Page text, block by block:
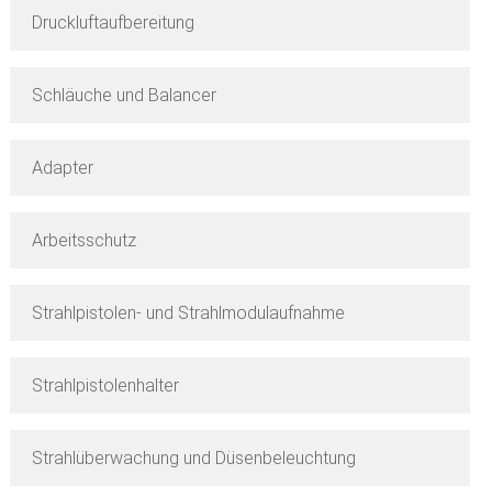
Druckluftaufbereitung
Schläuche und Balancer
Adapter
Arbeitsschutz
Strahlpistolen- und Strahlmodulaufnahme
Strahlpistolenhalter
Strahlüberwachung und Düsenbeleuchtung